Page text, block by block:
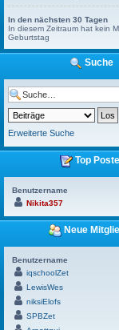
In den nächsten 30 Tagen
In diesem Zeitraum hat kein
Geburtstag
Suche
Erweiterte Suche
Top
Benutzername
Nikita357
Neue
Benutzername
iqschoolZet
LewisWes
niksiElofs
SPBZet